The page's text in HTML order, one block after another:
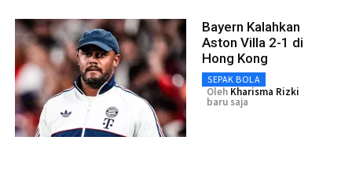
Bayern Kalahkan
Aston Villa 2-1 di
Hong Kong
SEPAK BOLA
Oleh Kharisma Rizki
baru saja